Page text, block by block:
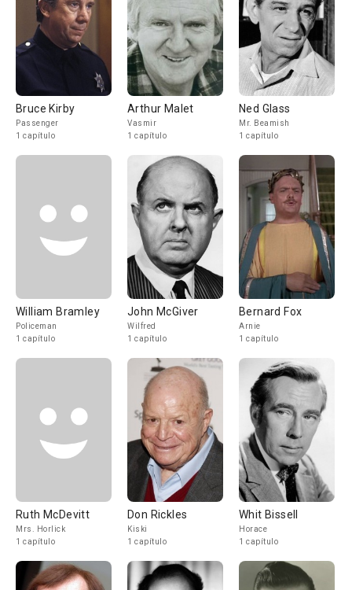
Bruce Kirby
Passenger
1 capítulo
Arthur Malet
Vasmir
1 capítulo
Ned Glass
Mr. Beamish
1 capítulo
William Bramley
Policeman
1 capítulo
John McGiver
Wilfred
1 capítulo
Bernard Fox
Arnie
1 capítulo
Ruth McDevitt
Mrs. Horlick
1 capítulo
Don Rickles
Kiski
1 capítulo
Whit Bissell
Horace
1 capítulo